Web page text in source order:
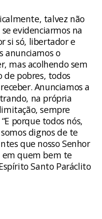
talvez não
evidenciarmos na
si só, libertador e
anunciamos o
mas acolhendo sem
de pobres, todos
Anunciamos a
na própria
sempre
porque todos nós,
dignos de te
que nosso Senhor
em quem bem te
Santo Paráclito